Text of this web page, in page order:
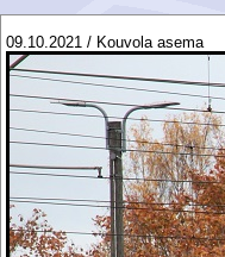
09.10.2021 / Kouvola asema